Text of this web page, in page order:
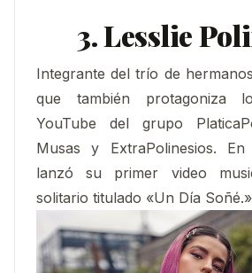
3. Lesslie
Integrante del trío de
que también protagoniza
YouTube del grupo
Musas y ExtraPolinesios.
lanzó su primer video
solitario titulado «Un Día Soñé.»